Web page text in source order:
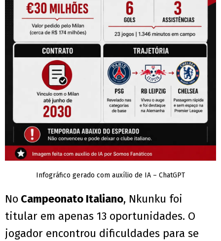
Infográfico gerado com auxílio de IA – ChatGPT
No Campeonato Italiano, Nkunku foi
titular em apenas 13 oportunidades. O
jogador encontrou dificuldades para se